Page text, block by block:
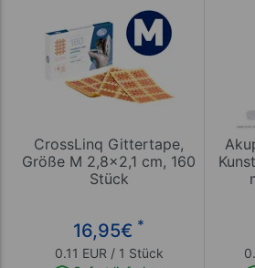
CrossLinq Gittertape,
Größe M 2,8x2,1 cm, 160
Stück
16,95€ *
0.11 EUR / 1 Stück